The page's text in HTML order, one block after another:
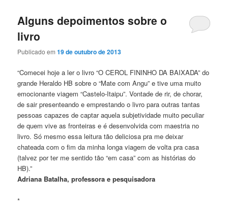
Alguns depoimentos sobre o
livro
Publicado em19 de outubro de 2013
“Comecei hoje a ler o livro “O CEROL FININHO DA BAIXADA” do
grande Heraldo HB sobre o “Mate com Angu” e tive uma muito
emocionante viagem “Castelo-Itaipu”. Vontade de rir, de chorar,
de sair presenteando e emprestando o livro para outras tantas
pessoas capazes de captar aquela subjetividade muito peculiar
de quem vive as fronteiras e é desenvolvida com maestria no
livro. Só mesmo essa leitura tão deliciosa pra me deixar
chateada com o fim da minha longa viagem de volta pra casa
(talvez por ter me sentido tão “em casa” com as histórias do
HB).”
Adriana Batalha, professora e pesquisadora
*